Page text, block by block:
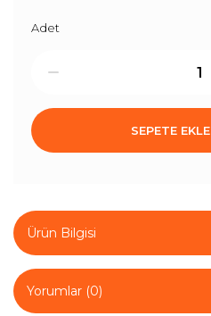
Adet
SEPETE EKLE
Ürün Bilgisi
Yorumlar (0)